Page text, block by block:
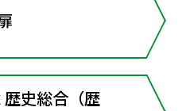
史総合（歴